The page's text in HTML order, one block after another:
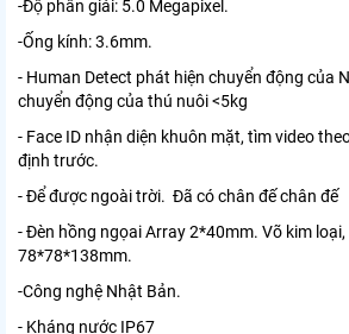
-Độ phân giải: 5.0 Megapixel.
-Ống kính: 3.6mm.
- Human Detect phát hiện chuyển động của
chuyển động của thú nuôi <5kg
- Face ID nhận diện khuôn mặt, tìm video
định trước.
- Để được ngoài trời. Đã có chân đế chân đế
- Đèn hồng ngọai Array 2*40mm. Võ kim
78*78*138mm.
-Công nghệ Nhật Bản.
- Kháng nước IP67